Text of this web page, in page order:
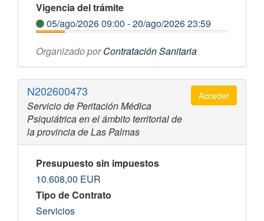
Vigencia del trámite
05/ago/2026 09:00 - 20/ago/2026 23:59
Organizado por Contratación Sanitaria
N202600473
Servicio de Peritación Médica
Psiquiátrica en el ámbito territorial de
la provincia de Las Palmas
Acceder
Presupuesto sin impuestos
10.608,00 EUR
Tipo de Contrato
Servicios